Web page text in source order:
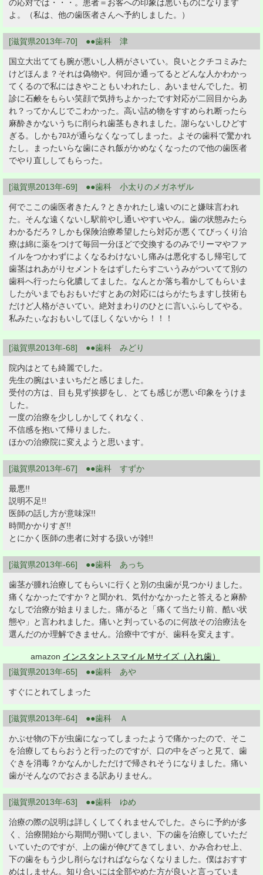
の応対では・・・。患者＝お客への印象は悪いものになります
よ。（私は、他の歯医者さんへ予約しました。）
[滋賀県2013年-70] ●●歯科 津
国立大出てても腕が悪いし人柄がさいてい。良いとクチコミみた
けどほんま？それは偽物や。何回か通ってるとどんな人かわかっ
てくるので私にはきやこともいわれたし、あいませんでした。初
診に石鹸をもらい笑顔で気持ちよかったです対応が二回目からあ
れ？ってかんじでこわかった。高い詰め物をすすめられ断ったら
麻酔きかないうちに削られ歯茎もきれました。謝らないしひどす
ぎる。しかもﾌﾛｽが通らなくなってしまった。よその歯科で驚かれ
たし。まったいらな歯にされ飯がかめなくなったので他の歯医者
でやり直ししてもらった。
[滋賀県2013年-69] ●●歯科 小太りのメガネザル
何でここの歯医者きたん？ときかれたし遠いのにと嫌味言われ
た。そんな遠くないし駅前やし通いやすいやん。歯の状態みたら
わかるだろ？しかも保険治療希望したら対応が悪くてびっくり治
療は綿に薬をつけて毎回一分ほどで交換するのみでリーマやファ
イルをつかわずによくなるわけないし痛みは悪化するし帰宅して
歯茎はれあがりセメントをはずしたらすごいうみがついてて別の
歯科へ行ったら化膿してました。なんとか落ち着かしてもらいま
したがいまでもおもいだすとあの対応にはらがたちますし技術も
だけど人格がさいてい。絶対まわりのひとに言いふらしてやる。
私みたぃなおもいしてほしくないから！！！
[滋賀県2013年-68] ●●歯科 みどり
院内はとても綺麗でした。
先生の腕はいまいちだと感じました。
受付の方は、目も見ず挨拶をし、とても感じが悪い印象をうけま
した。
一度の治療を少ししかしてくれなく、
不信感を抱いて帰りました。
ほかの治療院に変えようと思います。
[滋賀県2013年-67] ●●歯科 すずか
最悪!!
説明不足!!
医師の話し方が意味深!!
時間かかりすぎ!!
とにかく医師の患者に対する扱いが雑!!
[滋賀県2013年-66] ●●歯科 あっち
歯茎が腫れ治療してもらいに行くと別の虫歯が見つかりました。
痛くなかったですか？と聞かれ、気付かなかったと答えると麻酔
なしで治療が始まりました。痛がると「痛くて当たり前、酷い状
態や」と言われました。痛いと判っているのに何故その治療法を
選んだのか理解できません。治療中ですが、歯科を変えます。
amazon インスタントスマイル Mサイズ（入れ歯）
[滋賀県2013年-65] ●●歯科 あや
すぐにとれてしまった
[滋賀県2013年-64] ●●歯科 Ａ
かぶせ物の下が虫歯になってしまったようで痛かったので、そこ
を治療してもらおうと行ったのですが、口の中をざっと見て、歯
ぐきを消毒？かなんかしただけで帰されそうになりました。痛い
歯がそんなのでおさまる訳ありません。
[滋賀県2013年-63] ●●歯科 ゆめ
治療の際の説明は詳しくしてくれませんでした。さらに予約が多
く、治療開始から期間が開いてしまい、下の歯を治療していただ
いていたのですが、上の歯が伸びてきてしまい、かみ合わせ上、
下の歯をもう少し削らなければならなくなりました。僕はおすす
めはしません。知り合いには全部やめた方が良いと言っていま